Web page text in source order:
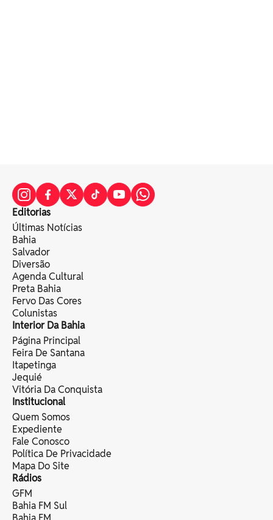
Editorias
Últimas Notícias
Bahia
Salvador
Diversão
Agenda Cultural
Preta Bahia
Fervo Das Cores
Colunistas
Interior Da Bahia
Página Principal
Feira De Santana
Itapetinga
Jequié
Vitória Da Conquista
Institucional
Quem Somos
Expediente
Fale Conosco
Política De Privacidade
Mapa Do Site
Rádios
GFM
Bahia FM Sul